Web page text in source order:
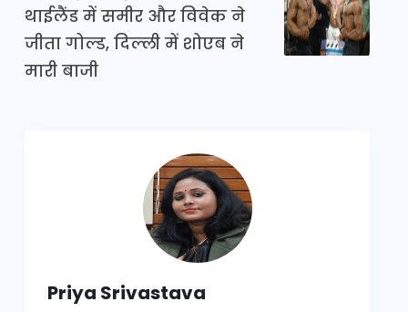
थाईलैंड में समीर और विवेक ने
जीता गोल्ड, दिल्ली में शोएब ने
मारी बाजी
Priya Srivastava